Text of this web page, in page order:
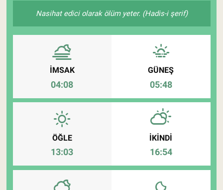
Nasihat edici olarak ölüm yeter. (Hadis-i şerif)
İMSAK
04:08
GÜNEŞ
05:48
ÖĞLE
13:03
İKINDI
16:54
Pankobirlik
Et fiyatları
Tarım Bilgisi
Dünyada Tarım
Şeker ve Şekerli Mamüller